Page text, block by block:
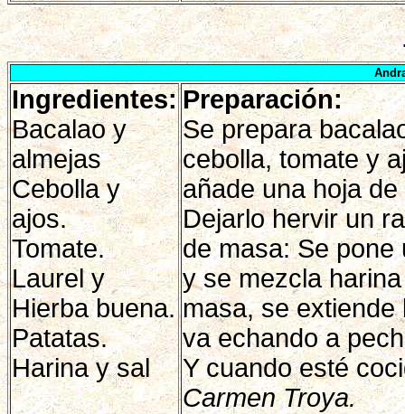
Ingredientes:
Bacalao y
almejas
Cebolla y
ajos.
Tomate.
Laurel y
Hierba buena.
Patatas.
Harina y sal
Preparación:
Se prepara
cebolla, tomate y
añade una hoja
Dejarlo hervir un
de masa: Se pone
y se mezcla
masa, se
va echando a
Y cuando esté
Carmen Troya.